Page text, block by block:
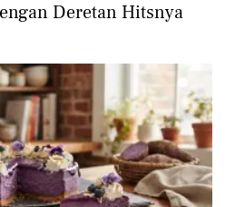
Deretan Hitsnya